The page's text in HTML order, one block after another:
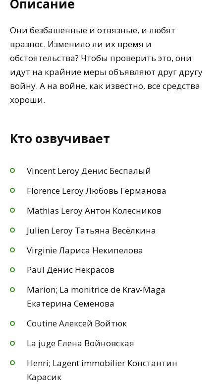
Описание
Они безбашенные и отвязные, и любят
вразнос. Изменило ли их время и
обстоятельства? Чтобы проверить это, они
идут на крайние меры объявляют друг другу
войну. А на войне, как известно, все средства
хороши.
Кто озвучивает
Vincent Leroy Денис Беспалый
Florence Leroy Любовь Германова
Mathias Leroy Антон Колесников
Julien Leroy Татьяна Весёлкина
Virginie Лариса Некипелова
Paul Денис Некрасов
Marion; La monitrice de Krav-Maga
Екатерина Семенова
Coutine Алексей Войтюк
La juge Елена Войновская
Henri; Lagent immobilier Константин
Карасик